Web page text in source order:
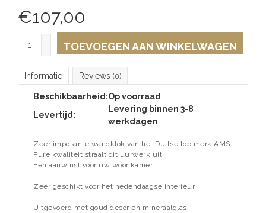
€107,00
+
-
TOEVOEGEN AAN WINKELWAGEN
Informatie Reviews (0)
Beschikbaarheid:Op voorraad
Levertijd:
Levering binnen 3-8
werkdagen
Zeer imposante wandklok van het Duitse top merk AMS.
Pure kwaliteit straalt dit uurwerk uit.
Een aanwinst voor uw woonkamer.
Zeer geschikt voor het hedendaagse interieur.
Uitgevoerd met goud decor en mineraalglas.